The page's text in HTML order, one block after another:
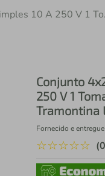
Conjunto
Conjunto
250 V 1
Tramontina
Fornecido e
☆☆☆☆☆